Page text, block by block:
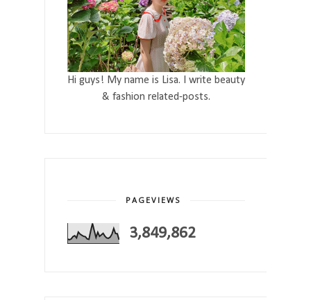
Hi guys! My name is Lisa. I write beauty
& fashion related-posts.
PAGEVIEWS
3,849,862